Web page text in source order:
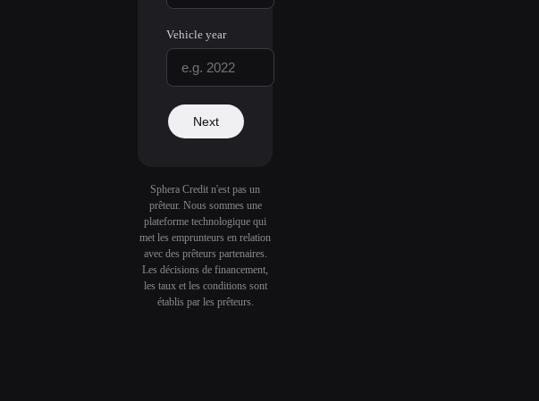
Vehicle year
Next
Sphera Credit n'est pas un
prêteur. Nous sommes une
plateforme technologique qui
met les emprunteurs en relation
avec des prêteurs partenaires.
Les décisions de financement,
les taux et les conditions sont
établis par les prêteurs.